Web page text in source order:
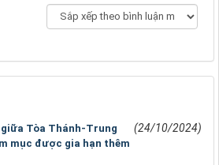
Tòa Thánh-Trung
mục được gia hạn thêm
(24/10/2024)